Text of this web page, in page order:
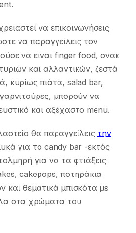
να επικοινωνήσεις
να παραγγείλεις τον
να είναι finger food, σνακ
και αλλαντικών, ζεστά
κυρίως πιάτα, salad bar,
μπορούν να
και αξέχαστο menu.
θα παραγγείλεις την
για το candy bar -εκτός
για να τα φτιάξεις
cakepops, ποτηράκια
και θεματικά μπισκότα με
στα χρώματα του